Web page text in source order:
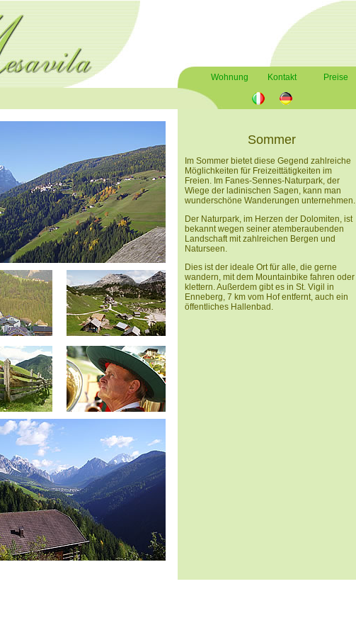
Wohnung Kontakt Preise
Sommer
Im Sommer bietet diese Gegend zahlreiche
Möglichkeiten für Freizeittätigkeiten im
Freien. Im Fanes-Sennes-Naturpark, der
Wiege der ladinischen Sagen, kann man
wunderschöne Wanderungen unternehmen.
Der Naturpark, im Herzen der Dolomiten, ist
bekannt wegen seiner atemberaubenden
Landschaft mit zahlreichen Bergen und
Naturseen.
Dies ist der ideale Ort für alle, die gerne
wandern, mit dem Mountainbike fahren oder
klettern. Außerdem gibt es in St. Vigil in
Enneberg, 7 km vom Hof entfernt, auch ein
öffentliches Hallenbad.